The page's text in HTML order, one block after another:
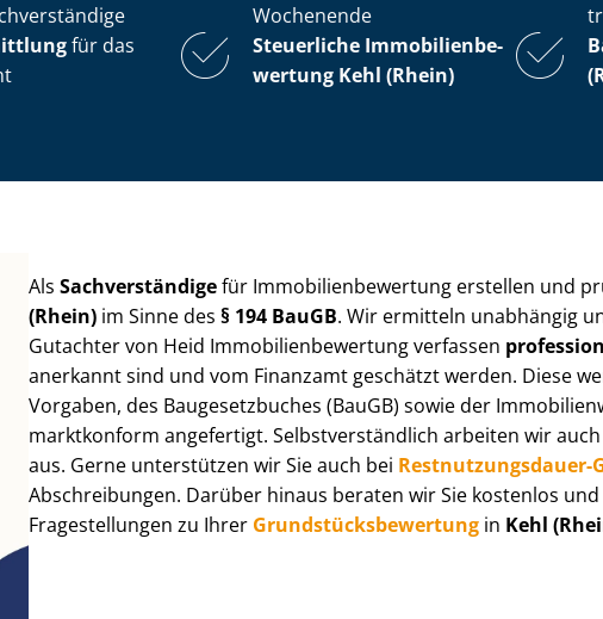
Wochenende
für das
Steuerliche Im­mo­bi­li­en­be­
wer­tung Kehl (Rhein)
AlsSachverständigefür Im­mo­bi­li­en­be­wer­tung erstellen und
(Rhein) im Sinne des§ 194 BauGB. Wir ermitteln unabhängig
Gutachter von Heid Im­mo­bi­li­en­be­wer­tung verfassen
anerkannt sind und vom Finanzamt geschätzt werden. Diese
Vorgaben, des Baugesetzbuches (BauGB) sowie der
marktkonform angefertigt. Selbst­ver­ständ­lich arbeiten wir auch
aus. Gerne unterstützen wir Sie auch bei Rest­nut­zungs­dau­er-
Abschreibungen. Darüber hinaus beraten wir Sie kostenlos
Fragestellungen zu Ihrer Grund­stücks­be­wer­tung in Kehl